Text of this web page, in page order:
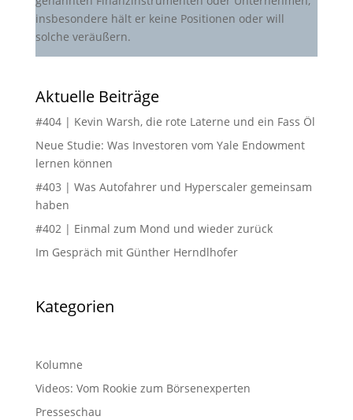
insbesondere hält er keine Positionen oder will
solche veräußern.
Aktuelle Beiträge
#404 | Kevin Warsh, die rote Laterne und ein Fass Öl
Neue Studie: Was Investoren vom Yale Endowment
lernen können
#403 | Was Autofahrer und Hyperscaler gemeinsam
haben
#402 | Einmal zum Mond und wieder zurück
Im Gespräch mit Günther Herndlhofer
Kategorien
Kolumne
Videos: Vom Rookie zum Börsenexperten
Presseschau